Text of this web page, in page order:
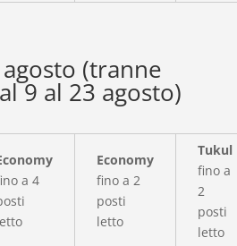
(tranne
9 al 23 agosto)
a 4
Economy
fino a 2
posti
letto
Tukul
fino a
2
posti
letto